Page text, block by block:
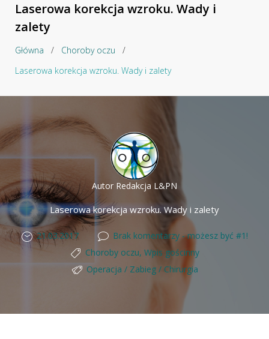
Laserowa korekcja wzroku. Wady i
zalety
Główna / Choroby oczu
/
Laserowa korekcja wzroku. Wady i zalety
Autor Redakcja L&PN
Laserowa korekcja wzroku. Wady i zalety
21.03.2017
Brak komentarzy - możesz być #1!
Choroby oczu, Wpis gościnny
Operacja / Zabieg / Chirurgia